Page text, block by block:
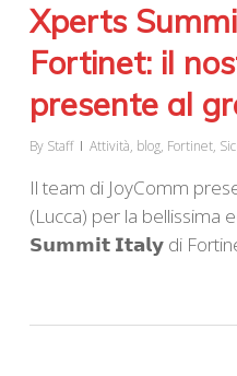
Xperts
Fortinet: il
presente al
By Staff Attività, blog, Fortinet,
Il team di JoyComm
(Lucca) per la bellissima
𝗦𝘂𝗺𝗺𝗶𝘁 𝗜𝘁𝗮𝗹𝘆 di